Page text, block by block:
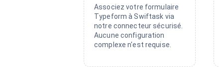
Associez votre formulaire
Typeform à Swiftask via
notre connecteur sécurisé.
Aucune configuration
complexe n'est requise.